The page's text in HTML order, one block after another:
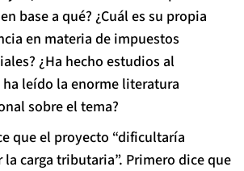
base a qué? ¿Cuál es su propia
en materia de impuestos
¿Ha hecho estudios al
ha leído la enorme literatura
sobre el tema?
que el proyecto “dificultaría
carga tributaria”. Primero dice que